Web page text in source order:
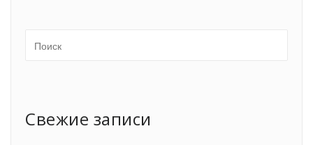
Свежие записи